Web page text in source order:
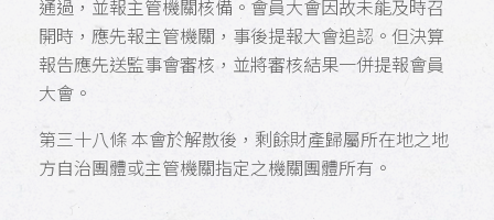
通過，並報主管機關核備。會員大會因故未能及時召
開時，應先報主管機關，事後提報大會追認。但決算
報告應先送監事會審核，並將審核結果一併提報會員
大會。
第三十八條 本會於解散後，剩餘財產歸屬所在地之地
方自治團體或主管機關指定之機關團體所有。